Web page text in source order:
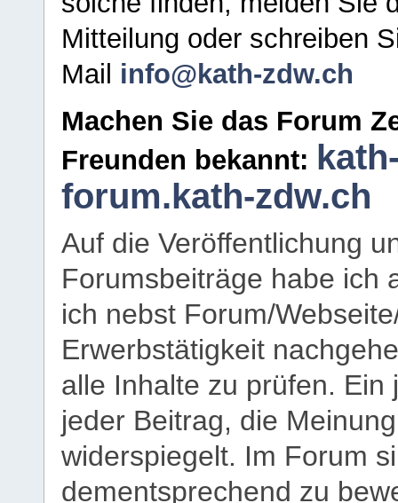
Mitteilung oder schreiben
Mail info@kath-zdw.ch
Machen Sie das Forum
Freunden bekannt:
forum.kath-zdw.ch
Auf die Veröffentlichung
Forumsbeiträge habe ich
ich nebst Forum/
Erwerbstätigkeit
alle Inhalte zu prüfen.
jeder Beitrag, die
widerspiegelt. Im Forum
dementsprechend zu